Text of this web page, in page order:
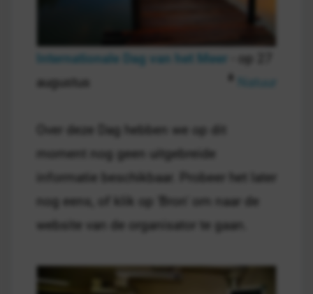
Internationale Dag van het Meer
- op 27
augustus
Over deze Dag hebben we op dit
moment nog geen uitgebreide
informatie beschikbaar. Probeer het later
nog eens, of klik op 'Bron' om naar de
website van de organisator te gaan.